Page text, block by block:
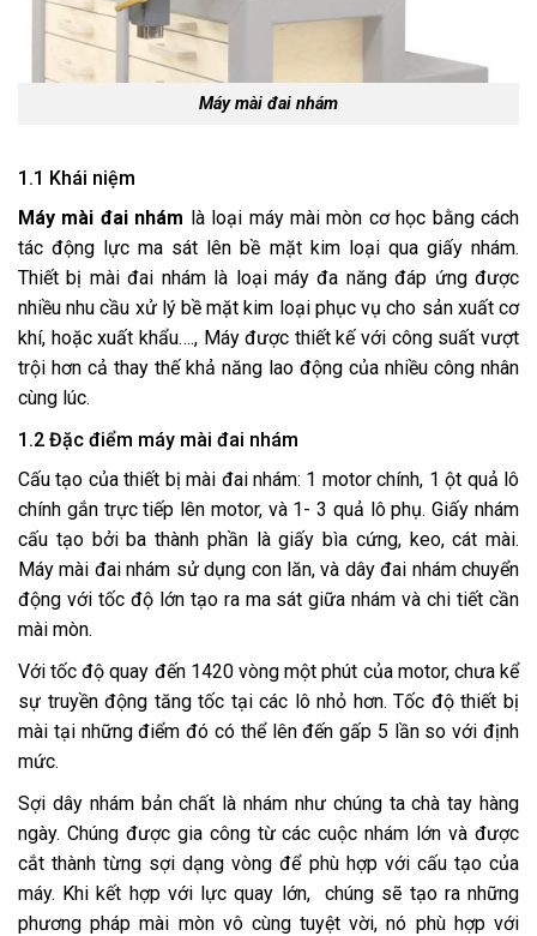
Máy mài đai nhám
1.1 Khái niệm
Máy mài đai nhám là loại máy mài mòn cơ học bằng cách
tác động lực ma sát lên bề mặt kim loại qua giấy nhám.
Thiết bị mài đai nhám là loại máy đa năng đáp ứng được
nhiều nhu cầu xử lý bề mặt kim loại phục vụ cho sản xuất cơ
khí, hoặc xuất khẩu…., Máy được thiết kế với công suất vượt
trội hơn cả thay thế khả năng lao động của nhiều công nhân
cùng lúc.
1.2 Đặc điểm máy mài đai nhám
Cấu tạo của thiết bị mài đai nhám: 1 motor chính, 1 ột quả lô
chính gắn trực tiếp lên motor, và 1- 3 quả lô phụ. Giấy nhám
cấu tạo bởi ba thành phần là giấy bìa cứng, keo, cát mài.
Máy mài đai nhám sử dụng con lăn, và dây đai nhám chuyển
động với tốc độ lớn tạo ra ma sát giữa nhám và chi tiết cần
mài mòn.
Với tốc độ quay đến 1420 vòng một phút của motor, chưa kể
sự truyền động tăng tốc tại các lô nhỏ hơn. Tốc độ thiết bị
mài tại những điểm đó có thể lên đến gấp 5 lần so với định
mức.
Sợi dây nhám bản chất là nhám như chúng ta chà tay hàng
ngày. Chúng được gia công từ các cuộc nhám lớn và được
cắt thành từng sợi dạng vòng để phù hợp với cấu tạo của
máy. Khi kết hợp với lực quay lớn, chúng sẽ tạo ra những
phương pháp mài mòn vô cùng tuyệt vời, nó phù hợp với